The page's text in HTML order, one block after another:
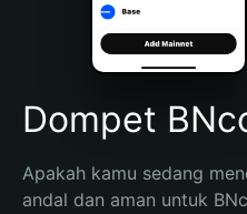
Português (Brasil)
Español (Argentina)
Dompet
Apakah kamu sedang
andal dan aman untuk